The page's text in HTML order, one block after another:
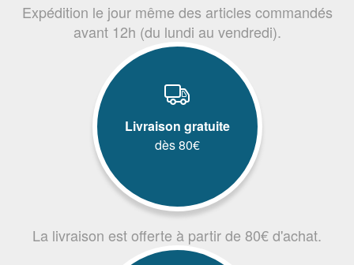
Expédition le jour même des articles commandés
avant 12h (du lundi au vendredi).
Livraison gratuite
dès 80€
La livraison est offerte à partir de 80€ d'achat.